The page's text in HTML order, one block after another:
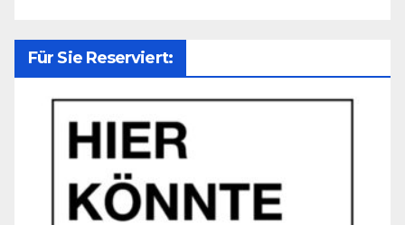
Für Sie Reserviert: